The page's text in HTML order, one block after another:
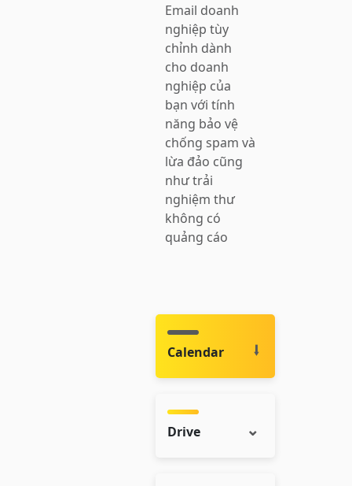
Email doanh
nghiệp tùy
chỉnh dành
cho doanh
nghiệp của
bạn với tính
năng bảo vệ
chống spam và
lừa đảo cũng
như trải
nghiệm thư
không có
quảng cáo
Calendar
Drive